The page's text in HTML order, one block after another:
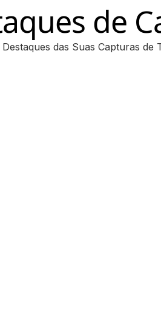
de
Destaques das Suas Capturas de